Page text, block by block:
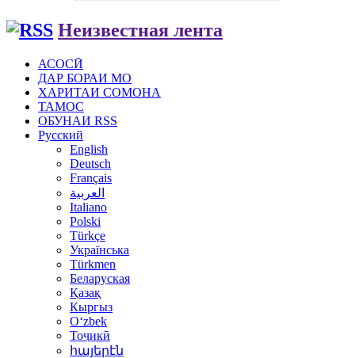
Неизвестная лента
АСОСӢ
ДАР БОРАИ МО
ХАРИТАИ СОМОНА
ТАМОС
ОБУНАИ RSS
Русский
English
Deutsch
Français
العربية
Italiano
Polski
Türkçe
Українська
Türkmen
Беларуская
Қазақ
Кыргыз
Oʻzbek
Тоҷикӣ
հայերէն